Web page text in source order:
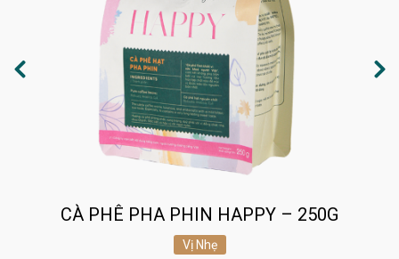
CÀ PHÊ PHA PHIN HAPPY – 250G
Vị Nhẹ